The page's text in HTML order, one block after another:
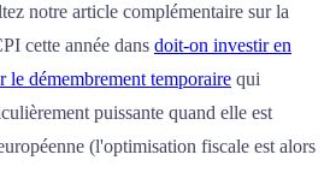
notre article complémentaire sur la
cette année dans doit-on investir en
le démembrement temporaire qui
puissante quand elle est
(l'optimisation fiscale est alors